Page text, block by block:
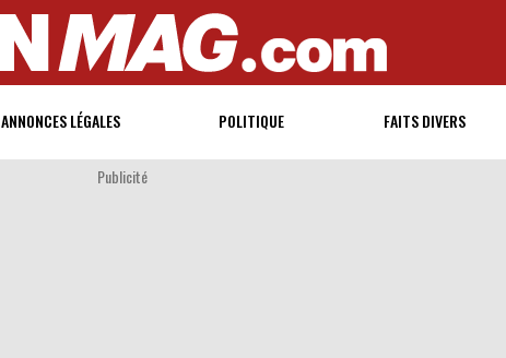
ANNONCES LÉGALES POLITIQUE FAITS DIVERS
Publicité